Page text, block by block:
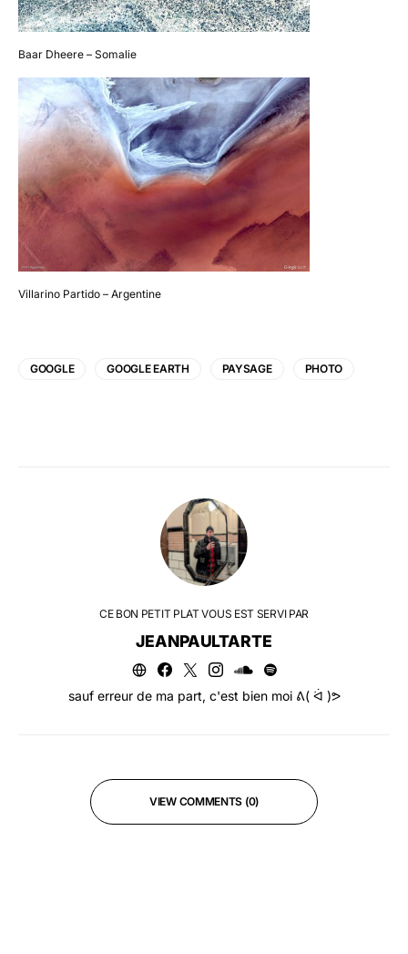
Baar Dheere – Somalie
Villarino Partido – Argentine
GOOGLE GOOGLE EARTH PAYSAGE PHOTO
CE BON PETIT PLAT VOUS EST SERVI PAR
JEANPAULTARTE
sauf erreur de ma part, c'est bien moi ᕕ( ᐛ )ᕗ
VIEW COMMENTS (0)